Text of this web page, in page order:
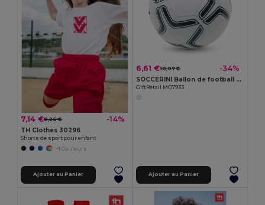
7,14 €8,26 € -14%
TH Clothes 30296
Shorts de sport pour enfant
+1 Couleurs
Ajouter au Panier
6,61 €10,07 € -34%
SOCCERINI Ballon de football en PVC 21.5cm
GiftRetail MO7933
Ajouter au Panier